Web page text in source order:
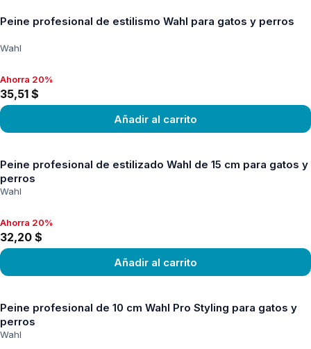
Peine profesional de estilismo Wahl para gatos y perros
Wahl
Ahorra 20%, 35,51 $
Ahorra 20%
35,51 $
Añadir al carrito
Peine profesional de estilizado Wahl de 15 cm para gatos y
perros
Wahl
Ahorra 20%, 32,20 $
Ahorra 20%
32,20 $
Añadir al carrito
Peine profesional de 10 cm Wahl Pro Styling para gatos y
perros
Wahl